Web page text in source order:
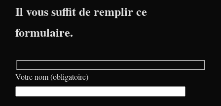
Il vous suffit de remplir ce
formulaire.
Votre nom (obligatoire)